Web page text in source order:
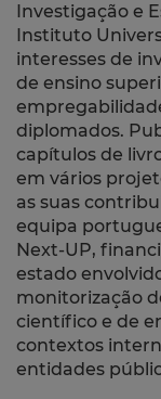
Investigação e
Instituto
interesses de
de ensino
diplomados.
capítulos de
em vários
as suas
equipa
Next-UP,
estado
monitorização
científico e de
contextos
entidades